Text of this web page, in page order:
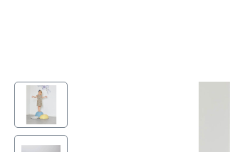
Bildergalerie überspringen